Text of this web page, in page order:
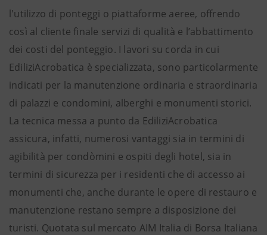
l'utilizzo di ponteggi o piattaforme aeree, offrendo
così al cliente finale servizi di qualità e l’abbattimento
dei costi del ponteggio. I lavori su corda in cui
EdiliziAcrobatica è specializzata, sono particolarmente
indicati per la manutenzione ordinaria e straordinaria
di palazzi e condomini, alberghi e monumenti storici.
La tecnica messa a punto da EdiliziAcrobatica
assicura, infatti, numerosi vantaggi sia in termini di
agibilità per condòmini e ospiti degli hotel, sia in
termini di sicurezza per i residenti che di accesso ai
monumenti che, anche durante le opere di restauro e
manutenzione restano sempre a disposizione dei
turisti. Quotata sul mercato AIM Italia di Borsa Italiana